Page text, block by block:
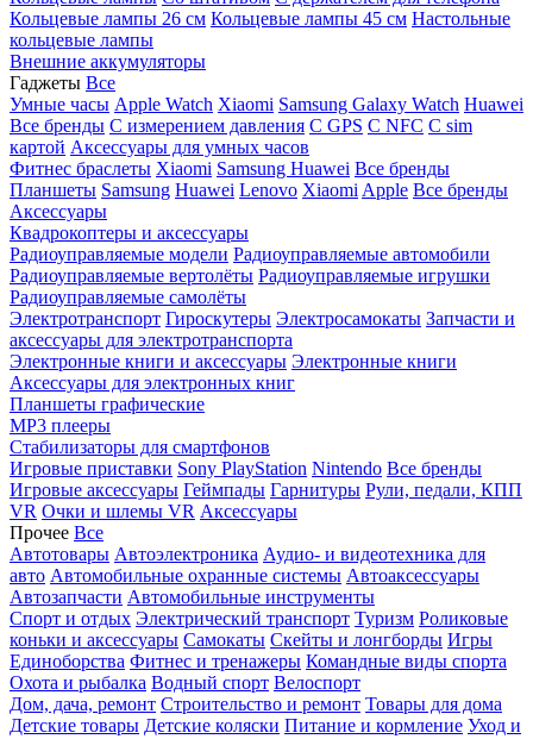
Кольцевые лампы 26 см Кольцевые лампы 45 см Настольные
кольцевые лампы
Внешние аккумуляторы
Гаджеты Все
Умные часы Apple Watch Xiaomi Samsung Galaxy Watch Huawei
Все бренды C измерением давления C GPS C NFC C sim
картой Аксессуары для умных часов
Фитнес браслеты Xiaomi Samsung Huawei Все бренды
Планшеты Samsung Huawei Lenovo Xiaomi Apple Все бренды
Аксессуары
Квадрокоптеры и аксессуары
Радиоуправляемые модели Радиоуправляемые автомобили
Радиоуправляемые вертолёты Радиоуправляемые игрушки
Радиоуправляемые самолёты
Электротранспорт Гироскутеры Электросамокаты Запчасти и
аксессуары для электротранспорта
Электронные книги и аксессуары Электронные книги
Аксессуары для электронных книг
Планшеты графические
MP3 плееры
Стабилизаторы для смартфонов
Игровые приставки Sony PlayStation Nintendo Все бренды
Игровые аксессуары Геймпады Гарнитуры Рули, педали, КПП
VR Очки и шлемы VR Аксессуары
Прочее Все
Автотовары Автоэлектроника Аудио- и видеотехника для
авто Автомобильные охранные системы Автоаксессуары
Автозапчасти Автомобильные инструменты
Спорт и отдых Электрический транспорт Туризм Роликовые
коньки и аксессуары Самокаты Скейты и лонгборды Игры
Единоборства Фитнес и тренажеры Командные виды спорта
Охота и рыбалка Водный спорт Велоспорт
Дом, дача, ремонт Строительство и ремонт Товары для дома
Детские товары Детские коляски Питание и кормление Уход и